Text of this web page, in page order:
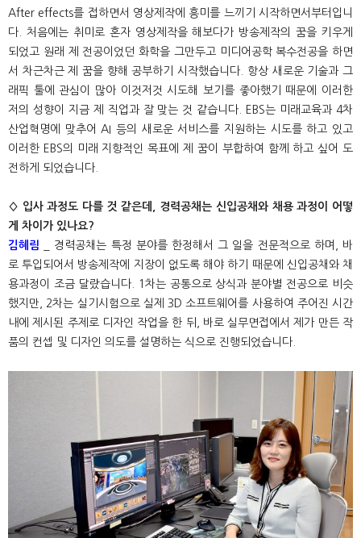
After effects를 접하면서 영상제작에 흥미를 느끼기 시작하면서부터입니
다. 처음에는 취미로 혼자 영상제작을 해보다가 방송제작의 꿈을 키우게
되었고 원래 제 전공이었던 화학을 그만두고 미디어공학 복수전공을 하면
서 차근차근 제 꿈을 향해 공부하기 시작했습니다. 항상 새로운 기술과 그
래픽 툴에 관심이 많아 이것저것 시도해 보기를 좋아했기 때문에 이러한
저의 성향이 지금 제 직업과 잘 맞는 것 같습니다. EBS는 미래교육과 4차
산업혁명에 맞추어 AI 등의 새로운 서비스를 지원하는 시도를 하고 있고
이러한 EBS의 미래 지향적인 목표에 제 꿈이 부합하여 함께 하고 싶어 도
전하게 되었습니다.
◊ 입사 과정도 다를 것 같은데, 경력공채는 신입공채와 채용 과정이 어떻
게 차이가 있나요?
김혜림 _ 경력공채는 특정 분야를 한정해서 그 일을 전문적으로 하며, 바
로 투입되어서 방송제작에 지장이 없도록 해야 하기 때문에 신입공채와 채
용과정이 조금 달랐습니다. 1차는 공통으로 상식과 분야별 전공으로 비슷
했지만, 2차는 실기시험으로 실제 3D 소프트웨어를 사용하여 주어진 시간
내에 제시된 주제로 디자인 작업을 한 뒤, 바로 실무면접에서 제가 만든 작
품의 컨셉 및 디자인 의도를 설명하는 식으로 진행되었습니다.